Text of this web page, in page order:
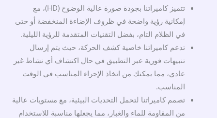
تتميز كاميراتنا بجودة صورة عالية الوضوح (HD)، مع
إمكانية رؤية واضحة في ظروف الإضاءة المنخفضة أو حتى
في الظلام التام، بفضل التقنيات المتقدمة للرؤية الليلية.
تدعم كاميراتنا خاصية كشف الحركة، حيث يتم إرسال
تنبيهات فورية عبر التطبيق في حال اكتشاف أي نشاط غير
عادي، مما يمكنك من اتخاذ الإجراء المناسب في الوقت
المناسب.
تصمم كاميراتنا لتحمل التحديات البيئية، مع مستويات عالية
من المقاومة للماء والغبار، مما يجعلها مناسبة للاستخدام